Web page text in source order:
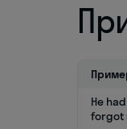
He
forgot